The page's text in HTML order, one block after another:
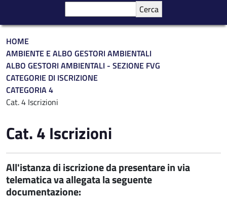
Briciole di pane
HOME
AMBIENTE E ALBO GESTORI AMBIENTALI
ALBO GESTORI AMBIENTALI - SEZIONE FVG
CATEGORIE DI ISCRIZIONE
CATEGORIA 4
Cat. 4 Iscrizioni
Cat. 4 Iscrizioni
All'istanza di iscrizione da presentare in via
telematica va allegata la seguente
documentazione: